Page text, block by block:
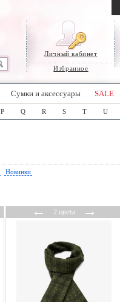
Личный кабинет
Избранное
Сумки и аксессуары SALE
P Q R S T U
Новинки
←2 цвета→